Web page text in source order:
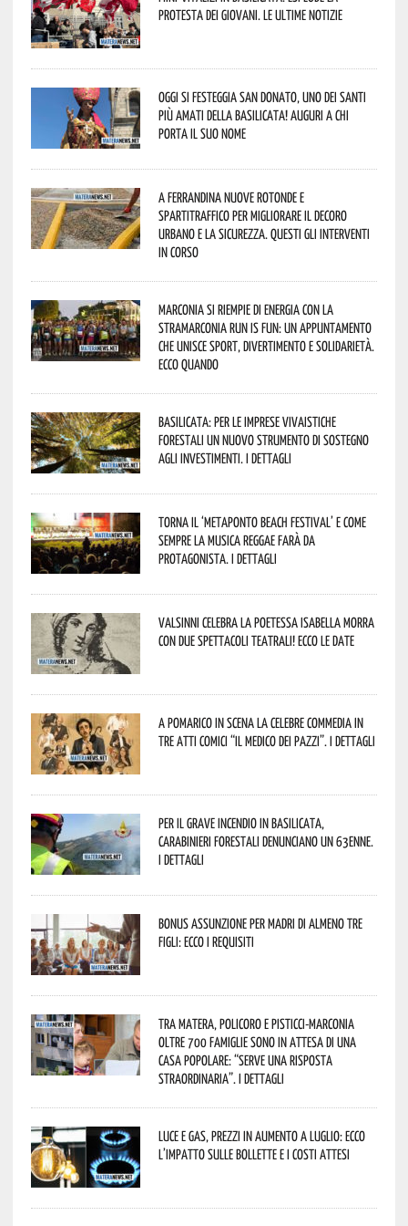
protesta dei giovani. Le ultime notizie
Oggi si festeggia San Donato, uno dei Santi
più amati della Basilicata! Auguri a chi
porta il suo nome
A Ferrandina nuove rotonde e
spartitraffico per migliorare il decoro
urbano e la sicurezza. Questi gli interventi
in corso
Marconia si riempie di energia con la
StraMarconia Run is Fun: un appuntamento
che unisce sport, divertimento e solidarietà.
Ecco quando
Basilicata: per le imprese vivaistiche
forestali un nuovo strumento di sostegno
agli investimenti. I dettagli
Torna il ‘Metaponto beach festival’ e come
sempre la musica reggae farà da
protagonista. I dettagli
Valsinni celebra la poetessa Isabella Morra
con due spettacoli teatrali! Ecco le date
A Pomarico in scena la celebre commedia in
tre atti comici “Il medico dei pazzi”. I dettagli
Per il grave incendio in Basilicata,
Carabinieri forestali denunciano un 63enne.
I dettagli
Bonus assunzione per madri di almeno tre
figli: ecco i requisiti
Tra Matera, Policoro e Pisticci-Marconia
oltre 700 famiglie sono in attesa di una
casa popolare: “serve una risposta
straordinaria”. I dettagli
Luce e gas, prezzi in aumento a luglio: ecco
l’impatto sulle bollette e i costi attesi